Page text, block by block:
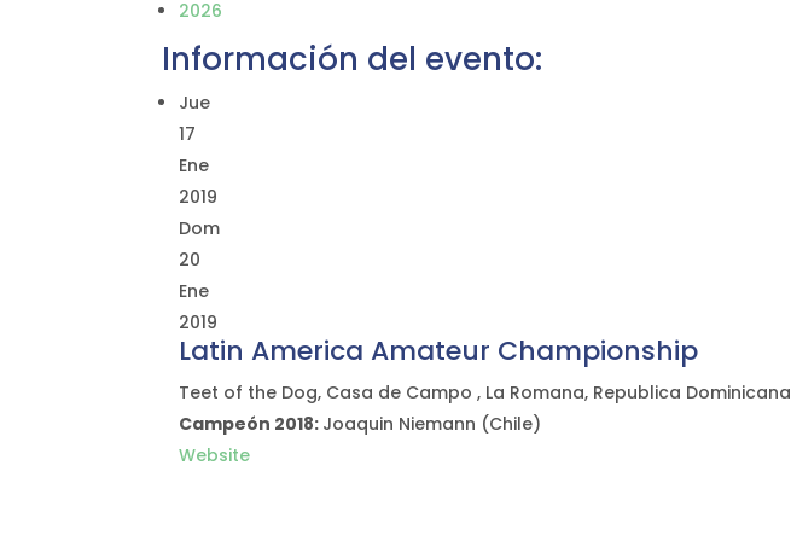
2026
Información del evento:
Jue
17
Ene
2019
Dom
20
Ene
2019
Latin America Amateur Championship
Teet of the Dog, Casa de Campo , La Romana, Republica Dominicana
Campeón 2018: Joaquin Niemann (Chile)
Website